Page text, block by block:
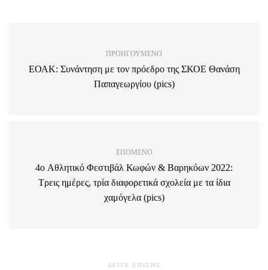
ΠΡΟΗΓΟΎΜΕΝΟ
ΕΟΑΚ: Συνάντηση με τον πρόεδρο της ΣΚΟΕ Θανάση
Παπαγεωργίου (pics)
ΕΠΌΜΕΝΟ
4o Αθλητικό Φεστιβάλ Κωφών & Βαρηκόων 2022:
Τρεις ημέρες, τρία διαφορετικά σχολεία με τα ίδια
χαμόγελα (pics)
ΔΕΙΤΕ ΕΠΙΣΗΣ